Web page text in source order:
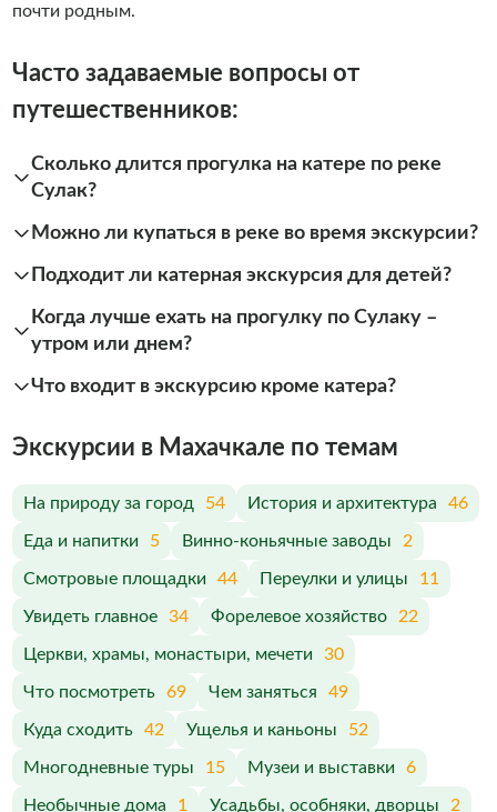
почти родным.
Часто задаваемые вопросы от
путешественников:
Сколько длится прогулка на катере по реке
Сулак?
Можно ли купаться в реке во время экскурсии?
Подходит ли катерная экскурсия для детей?
Когда лучше ехать на прогулку по Сулаку –
утром или днем?
Что входит в экскурсию кроме катера?
Экскурсии в Махачкале по темам
На природу за город 54 История и архитектура 46
Еда и напитки 5 Винно-коньячные заводы 2
Смотровые площадки 44 Переулки и улицы 11
Увидеть главное 34 Форелевое хозяйство 22
Церкви, храмы, монастыри, мечети 30
Что посмотреть 69 Чем заняться 49
Куда сходить 42 Ущелья и каньоны 52
Многодневные туры 15 Музеи и выставки 6
Необычные дома 1 Усадьбы, особняки, дворцы 2